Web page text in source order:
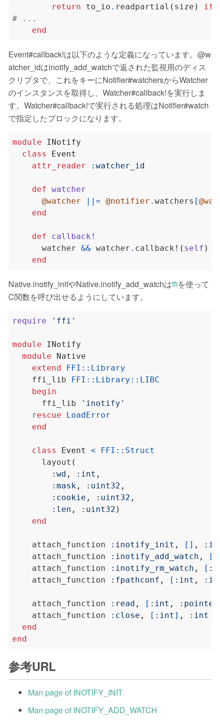
return to_io . readpartial ( size ) if
# ...
end
Event#callback!は以下のような定義になっています。@w
atcher_idはinotify_add_watchで返された監視用のディス
クリプタで、これをキーにNotifier#watchersからWatcher
のインスタンスを取得し、Watcher#callback!を実行しま
す。Watcher#callback!で実行される処理はNotifier#watch
で指定したブロックになります。
module
INotify
class
Event
attr_reader
:watcher_id
def watcher
@watcher
||= @notifier . watchers [
end
def
callback!
      watcher
&& watcher . callback! ( self )
end
Native.inotify_initやNative.inotify_add_watchはffiを使って
C関数を呼び出せるようにしています。
require 'ffi'
module
INotify
module
Native
extend
FFI :: Library
    ffi_lib
FFI :: Library :: LIBC
begin
      ffi_lib
'inotify'
rescue
LoadError
end
class Event < FFI :: Struct
      layout
(
:wd , :int ,
:mask , :uint32 ,
:cookie , :uint32 ,
:len , :uint32 )
end
    attach_function
:inotify_init , [] ,
    attach_function
:inotify_add_watch , [
    attach_function
:inotify_rm_watch , [
    attach_function
:fpathconf , [ :int ,
    attach_function
:read , [ :int , :pointer
    attach_function
:close , [ :int ] ,
:int
end
end
参考URL
Man page of INOTIFY_INIT
Man page of INOTIFY_ADD_WATCH